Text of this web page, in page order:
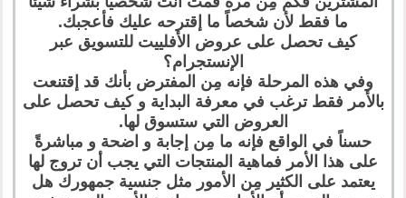
ما فقط لأن شخصاً ما إقترحه عليك فأعجبك.
كيف تحصل على عروض الأفلييت للتسويق عبر
الإنستجرام؟
وفي هذه المرحلة فإنه مِن المفترض بأنك قد إقتنعت
بالأمر فقط ترغب في معرفة البداية و كيف تحصل على
العروض التي ستسوق لها.
حسناً في الواقع فإنه ما مِن إجابة و اضحة و مباشرةً
على هذا الأمر فماهية المنتجات التي يجب أن تروج لها
يعتمد على الكثير مِن الأمور مثل جنسية جمهورك هل